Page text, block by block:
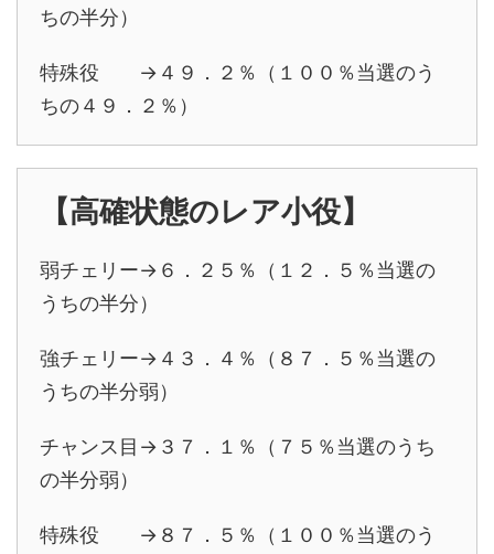
ちの半分）
特殊役 →４９．２％（１００％当選のう
ちの４９．２％）
【高確状態のレア小役】
弱チェリー→６．２５％（１２．５％当選の
うちの半分）
強チェリー→４３．４％（８７．５％当選の
うちの半分弱）
チャンス目→３７．１％（７５％当選のうち
の半分弱）
特殊役 →８７．５％（１００％当選のう